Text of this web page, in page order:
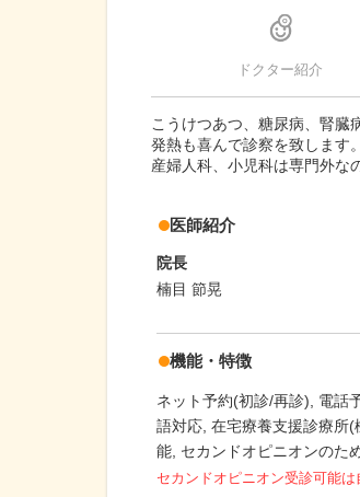
ドクター紹介
こうけつあつ、糖尿病、腎臓
発熱も喜んで診察を致します。
産婦人科、小児科は専門外な
医師紹介
院長
楠目 節晃
機能・特徴
ネット予約(初診/再診) 電話
語対応 在宅療養支援診療所(
能 セカンドオピニオンのた
セカンドオピニオン受診可能は